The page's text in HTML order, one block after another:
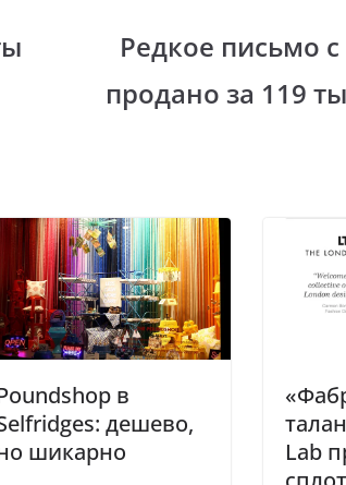
Редкое письмо
продано за 119
в
дешево,
шикарно
Lab